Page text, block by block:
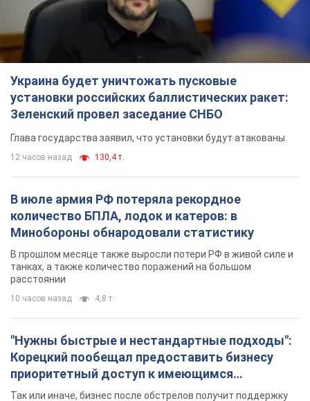
Украина будет уничтожать пусковые
установки российских баллистических ракет:
Зеленский провел заседание СНБО
Глава государства заявил, что установки будут атакованы
12 часов назад 130,4 т.
В июле армия РФ потеряла рекордное
количество БПЛА, лодок и катеров: в
Минобороны обнародовали статистику
В прошлом месяце также выросли потери РФ в живой силе и
танках, а также количество поражений на большом
расстоянии
10 часов назад 4,8 т.
"Нужны быстрые и нестандартные подходы":
Корецкий пообещал предоставить бизнесу
приоритетный доступ к имеющимся
складским помещениям
Так или иначе, бизнес после обстрелов получит поддержку